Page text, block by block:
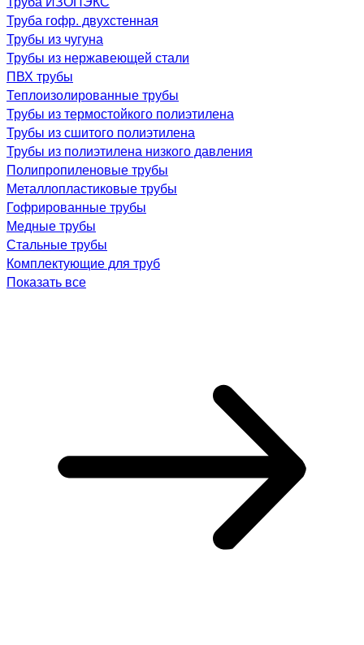
Труба гофр. двухстенная
Трубы из чугуна
Трубы из нержавеющей стали
ПВХ трубы
Теплоизолированные трубы
Трубы из термостойкого полиэтилена
Трубы из сшитого полиэтилена
Трубы из полиэтилена низкого давления
Полипропиленовые трубы
Металлопластиковые трубы
Гофрированные трубы
Медные трубы
Стальные трубы
Комплектующие для труб
Показать все